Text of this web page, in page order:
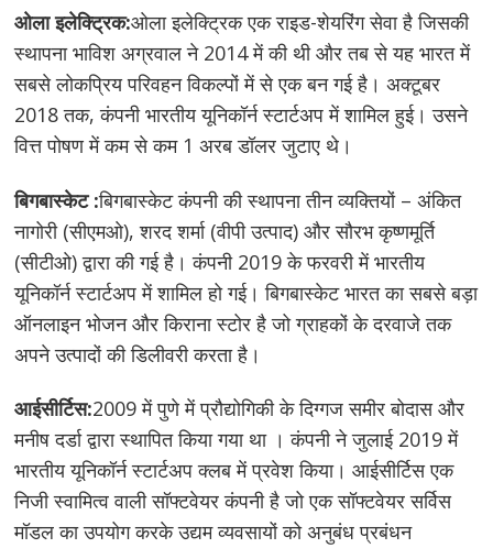
ओला इलेक्ट्रिक:ओला इलेक्ट्रिक एक राइड-शेयरिंग सेवा है जिसकी
स्थापना भाविश अग्रवाल ने 2014 में की थी और तब से यह भारत में
सबसे लोकप्रिय परिवहन विकल्पों में से एक बन गई है। अक्टूबर
2018 तक, कंपनी भारतीय यूनिकॉर्न स्टार्टअप में शामिल हुई। उसने
वित्त पोषण में कम से कम 1 अरब डॉलर जुटाए थे।
बिगबास्केट :बिगबास्केट कंपनी की स्थापना तीन व्यक्तियों – अंकित
नागोरी (सीएमओ), शरद शर्मा (वीपी उत्पाद) और सौरभ कृष्णमूर्ति
(सीटीओ) द्वारा की गई है। कंपनी 2019 के फरवरी में भारतीय
यूनिकॉर्न स्टार्टअप में शामिल हो गई। बिगबास्केट भारत का सबसे बड़ा
ऑनलाइन भोजन और किराना स्टोर है जो ग्राहकों के दरवाजे तक
अपने उत्पादों की डिलीवरी करता है।
आईसीर्टिस:2009 में पुणे में प्रौद्योगिकी के दिग्गज समीर बोदास और
मनीष दर्डा द्वारा स्थापित किया गया था । कंपनी ने जुलाई 2019 में
भारतीय यूनिकॉर्न स्टार्टअप क्लब में प्रवेश किया। आईसीर्टिस एक
निजी स्वामित्व वाली सॉफ्टवेयर कंपनी है जो एक सॉफ्टवेयर सर्विस
मॉडल का उपयोग करके उद्यम व्यवसायों को अनुबंध प्रबंधन